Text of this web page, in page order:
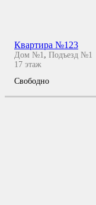
Квартира №123
Дом №1, Подъезд №1
17 этаж
Свободно